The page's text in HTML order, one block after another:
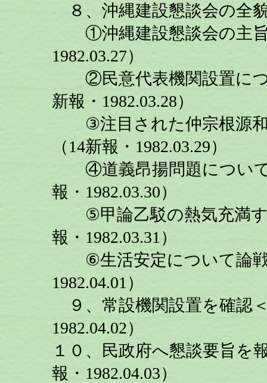
８、沖縄建設懇談会の全
①沖縄建設懇談会の主旨
1982.03.27）
②民意代表機関設置につ
新報・1982.03.28）
③注目された仲宗根源和
（14新報・1982.03.29）
④道義昂揚問題について
報・1982.03.30）
⑤甲論乙駁の熱気充満す
報・1982.03.31）
⑥生活安定について論戦
1982.04.01）
９、常設機関設置を確認
1982.04.02）
１０、民政府へ懇談要旨を
報・1982.04.03）